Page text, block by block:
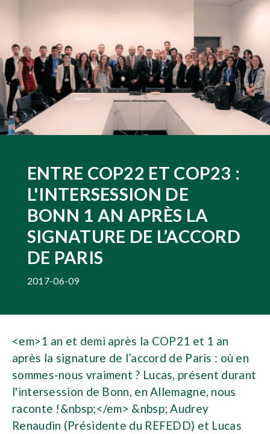
ENTRE COP22 ET COP23 :
L'INTERSESSION DE
BONN 1 AN APRÈS LA
SIGNATURE DE L’ACCORD
DE PARIS
2017-06-09
<em>1 an et demi après la COP21 et 1 an
après la signature de l’accord de Paris : où en
sommes-nous vraiment ? Lucas, présent durant
l'intersession de Bonn, en Allemagne, nous
raconte !&nbsp;</em> &nbsp; Audrey
Renaudin (Présidente du REFEDD) et Lucas